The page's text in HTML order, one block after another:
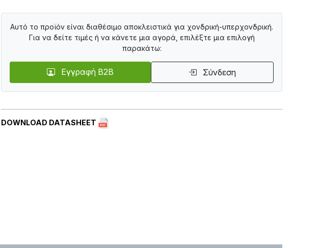
DOWNLOAD DATASHEET
Αυτό το προϊόν είναι διαθέσιμο αποκλειστικά για χονδρική-υπερχονδρική.
Για να δείτε τιμές ή να κάνετε μια αγορά, επιλέξτε μια επιλογή
παρακάτω:
Εγγραφή B2B Σύνδεση